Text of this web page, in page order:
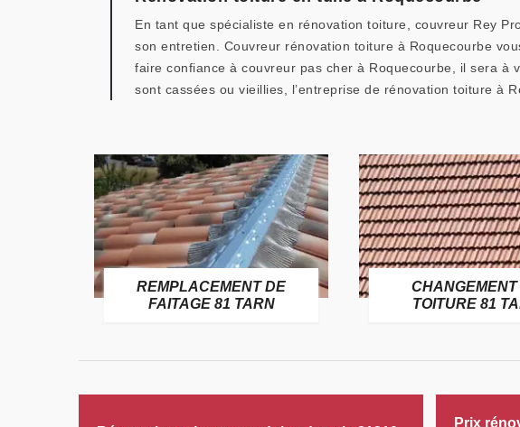
En tant que spécialiste en rénovation toiture, couvreur Rey
son entretien. Couvreur rénovation toiture à Roquecourbe
faire confiance à couvreur pas cher à Roquecourbe, il sera à
sont cassées ou vieillies, l’entreprise de rénovation toiture à
REMPLACEMENT DE
FAITAGE 81 TARN
CHANGEMENT
TOITURE 81
Prix